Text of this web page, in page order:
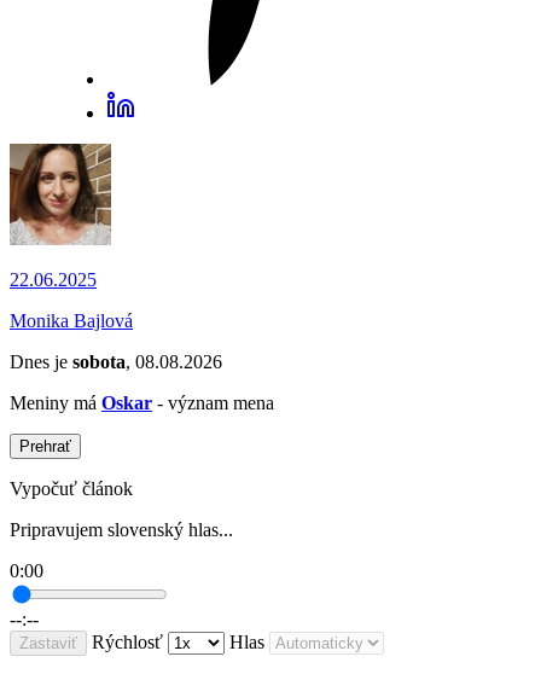
22.06.2025
Monika Bajlová
Dnes je sobota, 08.08.2026
Meniny má Oskar - význam mena
Prehrať
Vypočuť článok
Pripravujem slovenský hlas...
0:00
--:--
Zastaviť Rýchlosť Hlas